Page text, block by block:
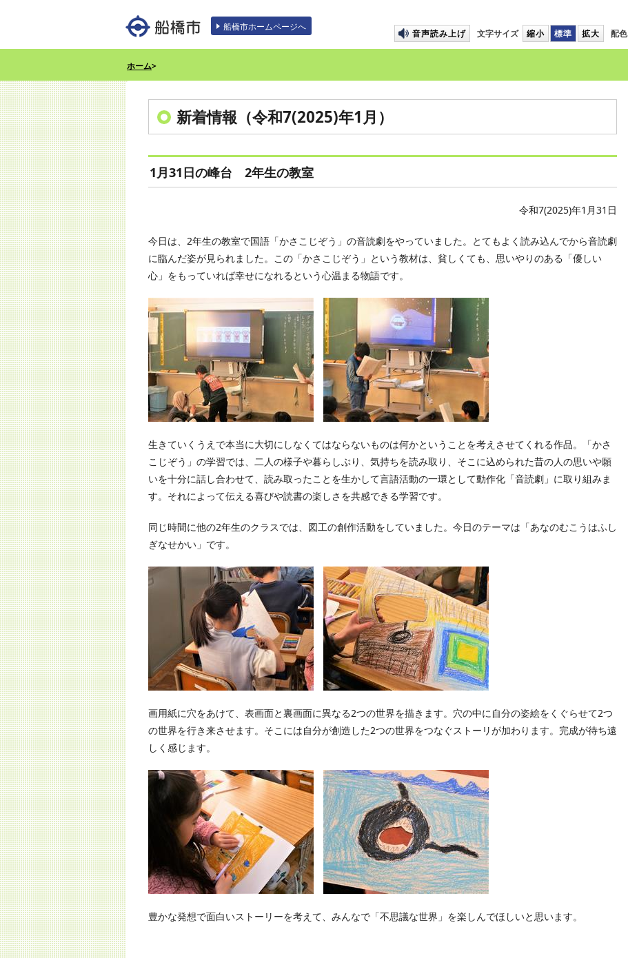
船橋市ホームページへ
音声読み上げ 文字サイズ 縮小 標準 拡大 配色
ホーム>
新着情報（令和7(2025)年1月）
1月31日の峰台 2年生の教室
令和7(2025)年1月31日
今日は、2年生の教室で国語「かさこじぞう」の音読劇をやっていました。とてもよく読み込んでから音読劇
に臨んだ姿が見られました。この「かさこじぞう」という教材は、貧しくても、思いやりのある「優しい
心」をもっていれば幸せになれるという心温まる物語です。
生きていくうえで本当に大切にしなくてはならないものは何かということを考えさせてくれる作品。「かさ
こじぞう」の学習では、二人の様子や暮らしぶり、気持ちを読み取り、そこに込められた昔の人の思いや願
いを十分に話し合わせて、読み取ったことを生かして言語活動の一環として動作化「音読劇」に取り組みま
す。それによって伝える喜びや読書の楽しさを共感できる学習です。
同じ時間に他の2年生のクラスでは、図工の創作活動をしていました。今日のテーマは「あなのむこうはふし
ぎなせかい」です。
画用紙に穴をあけて、表画面と裏画面に異なる2つの世界を描きます。穴の中に自分の姿絵をくぐらせて2つ
の世界を行き来させます。そこには自分が創造した2つの世界をつなぐストーリが加わります。完成が待ち遠
しく感じます。
豊かな発想で面白いストーリーを考えて、みんなで「不思議な世界」を楽しんでほしいと思います。